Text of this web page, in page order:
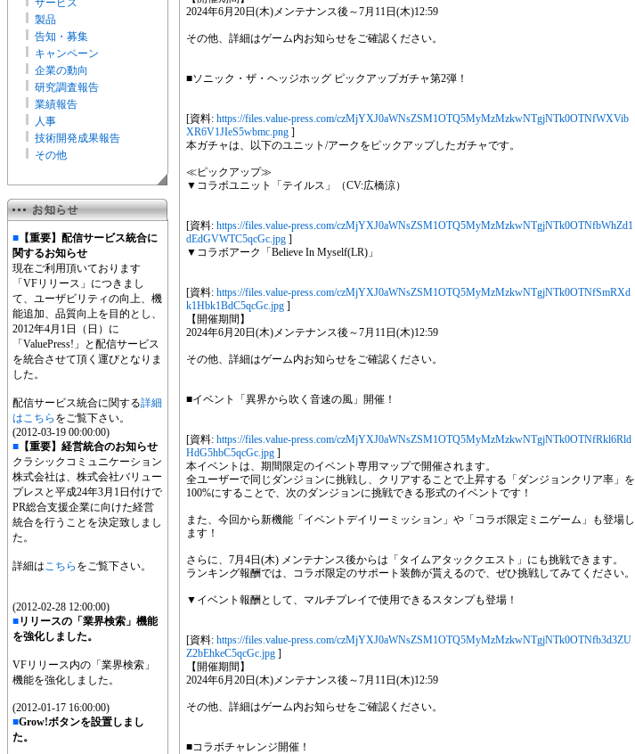
サービス
製品
告知・募集
キャンペーン
企業の動向
研究調査報告
業績報告
人事
技術開発成果報告
その他
■ 【重要】配信サービス統合に
関するお知らせ
現在ご利用頂いております
「VFリリース」につきまし
て、ユーザビリティの向上、機
能追加、品質向上を目的とし、
2012年4月1日（日）に
「ValuePress!」と配信サービス
を統合させて頂く運びとなりま
した。
配信サービス統合に関する詳細
はこちら をご覧下さい。
(2012-03-19 00:00:00)
■ 【重要】経営統合のお知らせ
クラシックコミュニケーション
株式会社は、株式会社バリュー
プレスと平成24年3月1日付けで
PR総合支援企業に向けた経営
統合を行うことを決定致しまし
た。
詳細はこちら をご覧下さい。
(2012-02-28 12:00:00)
■リリースの「業界検索」機能
を強化しました。
VFリリース内の「業界検索」
機能を強化しました。
(2012-01-17 16:00:00)
■Grow!ボタンを設置しまし
た。
2024年6月20日(木)メンテナンス後～7月11日(木)12:59
その他、詳細はゲーム内お知らせをご確認ください。
■ソニック・ザ・ヘッジホッグ ピックアップガチャ第2弾！
[資料: https://files.value-press.com/czMjYXJ0aWNsZSM1OTQ5MyMzMzkwNTgjNTk0OTNfWXVib
XR6V1JIeS5wbmc.png ]
本ガチャは、以下のユニット/アークをピックアップしたガチャです。
≪ピックアップ≫
▼コラボユニット「テイルス」（CV:広橋涼）
[資料: https://files.value-press.com/czMjYXJ0aWNsZSM1OTQ5MyMzMzkwNTgjNTk0OTNfbWhZd1
dEdGVWTC5qcGc.jpg ]
▼コラボアーク「Believe In Myself(LR)」
[資料: https://files.value-press.com/czMjYXJ0aWNsZSM1OTQ5MyMzMzkwNTgjNTk0OTNfSmRXd
k1Hbk1BdC5qcGc.jpg ]
【開催期間】
2024年6月20日(木)メンテナンス後～7月11日(木)12:59
その他、詳細はゲーム内お知らせをご確認ください。
■イベント「異界から吹く音速の風」開催！
[資料: https://files.value-press.com/czMjYXJ0aWNsZSM1OTQ5MyMzMzkwNTgjNTk0OTNfRkl6Rld
HdG5hbC5qcGc.jpg ]
本イベントは、期間限定のイベント専用マップで開催されます。
全ユーザーで同じダンジョンに挑戦し、クリアすることで上昇する「ダンジョンクリア率」を
100%にすることで、次のダンジョンに挑戦できる形式のイベントです！
また、今回から新機能「イベントデイリーミッション」や「コラボ限定ミニゲーム」も登場し
ます！
さらに、7月4日(木) メンテナンス後からは「タイムアタッククエスト」にも挑戦できます。
ランキング報酬では、コラボ限定のサポート装飾が貰えるので、ぜひ挑戦してみてください。
▼イベント報酬として、マルチプレイで使用できるスタンプも登場！
[資料: https://files.value-press.com/czMjYXJ0aWNsZSM1OTQ5MyMzMzkwNTgjNTk0OTNfb3d3ZU
Z2bEhkeC5qcGc.jpg ]
【開催期間】
2024年6月20日(木)メンテナンス後～7月11日(木)12:59
その他、詳細はゲーム内お知らせをご確認ください。
■コラボチャレンジ開催！